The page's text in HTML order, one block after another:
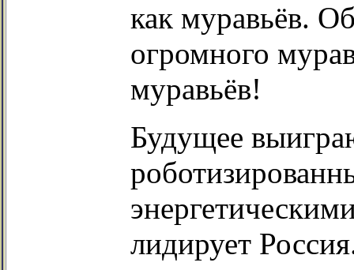
как муравьёв.
огромного
муравьёв!
Будущее
лидирует